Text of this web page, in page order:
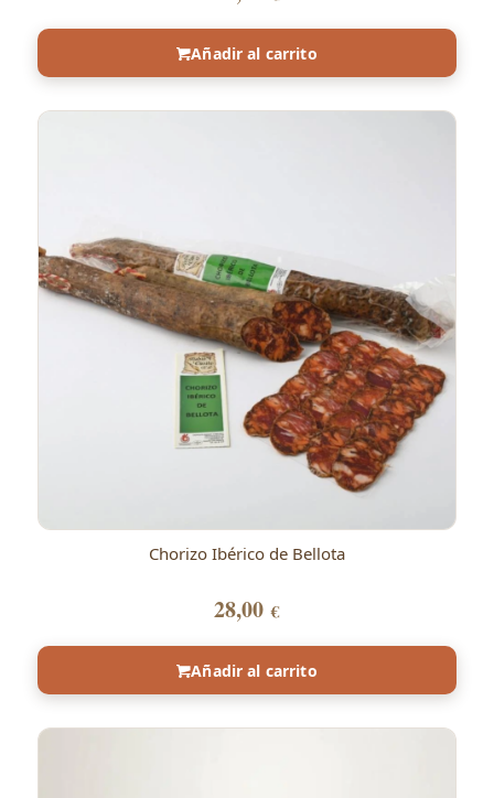
Añadir al carrito
Chorizo Ibérico de Bellota
28,00€
Añadir al carrito